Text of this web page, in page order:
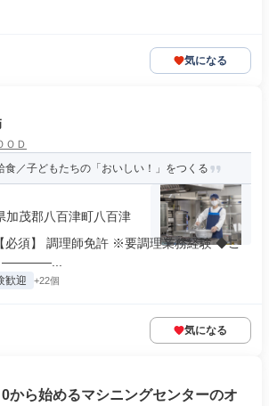
気になる
ＯＤ
食／子どもたちの「おいしい！」をつくる
加茂郡八百津町八百津
必須】 調理師免許 ※要調理業務経験 ◆こ
――――...
歓迎 +22個
気になる
0から始めるマシニングセンターのオ